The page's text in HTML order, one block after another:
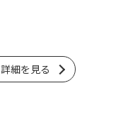
詳細を見る